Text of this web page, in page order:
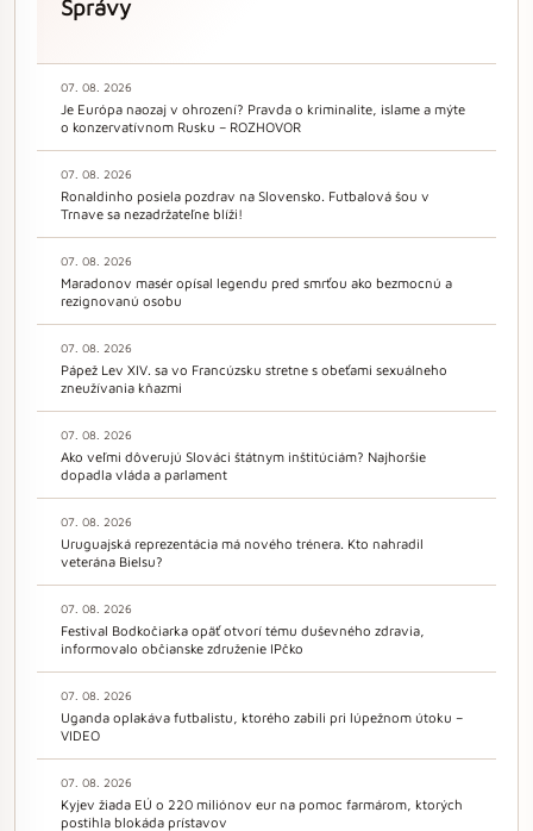
Správy
07. 08. 2026
Je Európa naozaj v ohrození? Pravda o kriminalite, islame a mýte
o konzervatívnom Rusku – ROZHOVOR
07. 08. 2026
Ronaldinho posiela pozdrav na Slovensko. Futbalová šou v
Trnave sa nezadržateľne blíži!
07. 08. 2026
Maradonov masér opísal legendu pred smrťou ako bezmocnú a
rezignovanú osobu
07. 08. 2026
Pápež Lev XIV. sa vo Francúzsku stretne s obeťami sexuálneho
zneužívania kňazmi
07. 08. 2026
Ako veľmi dôverujú Slováci štátnym inštitúciám? Najhoršie
dopadla vláda a parlament
07. 08. 2026
Uruguajská reprezentácia má nového trénera. Kto nahradil
veterána Bielsu?
07. 08. 2026
Festival Bodkočiarka opäť otvorí tému duševného zdravia,
informovalo občianske združenie IPčko
07. 08. 2026
Uganda oplakáva futbalistu, ktorého zabili pri lúpežnom útoku –
VIDEO
07. 08. 2026
Kyjev žiada EÚ o 220 miliónov eur na pomoc farmárom, ktorých
postihla blokáda prístavov